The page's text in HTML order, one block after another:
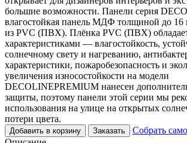
большие возможности. Панели серия
влагостойкая панель МДФ толщиной до
из PVC (ПВХ). Плёнка PVC (ПВХ)
характеристиками — влагостойкость,
солнечному свету и нагреванию,
характеристики, пожаробезопасность и
увеличения износостойкости на модели
DECOLINEPREMIUM нанесен
защиты, поэтому панели этой серии мы
использования на улице на открытых
потери цвета.
Добавить в корзину Заказать
Собрать